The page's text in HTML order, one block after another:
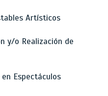
Artísticos
y/o Realización de
Espectáculos